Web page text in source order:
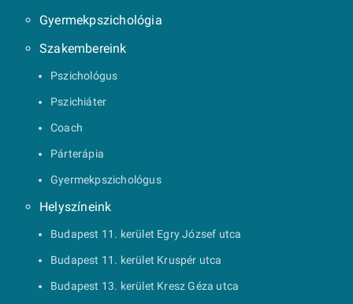
Gyermekpszichológia
Szakembereink
Pszichológus
Pszichiáter
Coach
Párterápia
Gyermekpszichológus
Helyszíneink
Budapest 11. kerület Egry József utca
Budapest 11. kerület Kruspér utca
Budapest 13. kerület Kresz Géza utca